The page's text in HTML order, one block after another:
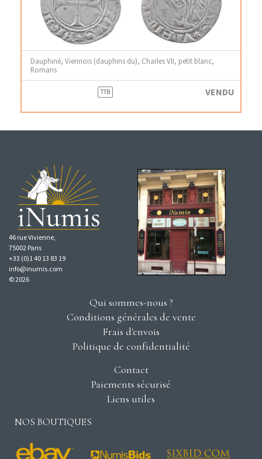
Dauphiné, Viennois (dauphins du), Charles VII, petit blanc,
Romans
TTB VENDU
46 rue Vivienne,
75002 Paris
+33 (0)1 40 13 83 19
info@inumis.com
© 2026
Qui sommes-nous ?
Conditions générales de vente
Frais d'envois
Politique de confidentialité
Contact
Paiements sécurisé
Liens utiles
NOS BOUTIQUES